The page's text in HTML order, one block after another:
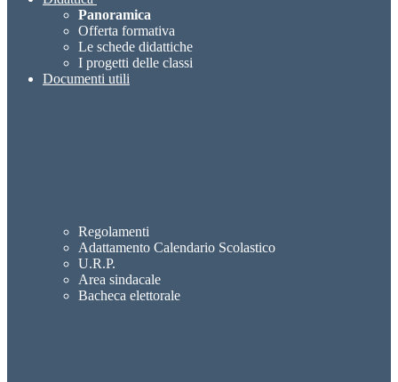
Panoramica
Offerta formativa
Le schede didattiche
I progetti delle classi
Documenti utili
Regolamenti
Adattamento Calendario Scolastico
U.R.P.
Area sindacale
Bacheca elettorale